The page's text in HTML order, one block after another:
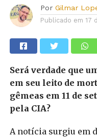
Por Gilmar
Publicado em 17
Será verdade que
em seu leito de
gêmeas em 11 de
pela CIA?
A notícia surgiu em